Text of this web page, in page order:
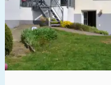
Schwimmbad
Eingezäunter
Haustierfrei